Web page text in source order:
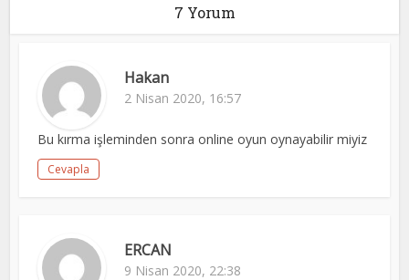
7 Yorum
Hakan
2 Nisan 2020, 16:57
Bu kırma işleminden sonra online oyun oynayabilir miyiz
Cevapla
ERCAN
9 Nisan 2020, 22:38